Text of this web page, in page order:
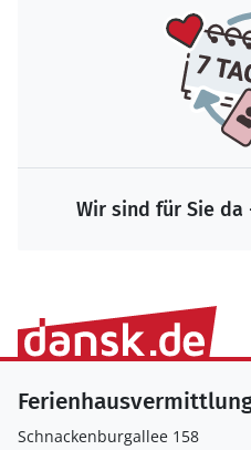
Wir sind für Sie da
Schnackenburgallee 158